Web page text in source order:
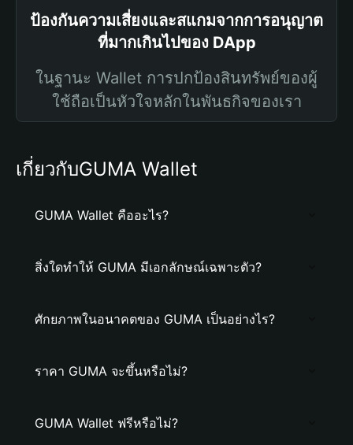
ป้องกันความเสี่ยงและสแกมจากการอนุญาต
ที่มากเกินไปของ DApp
ในฐานะ Wallet การปกป้องสินทรัพย์ของผู้
ใช้ถือเป็นหัวใจหลักในพันธกิจของเรา
เกี่ยวกับGUMA Wallet
GUMA Wallet คืออะไร?
สิ่งใดทำให้ GUMA มีเอกลักษณ์เฉพาะตัว?
ศักยภาพในอนาคตของ GUMA เป็นอย่างไร?
ราคา GUMA จะขึ้นหรือไม่?
GUMA Wallet ฟรีหรือไม่?